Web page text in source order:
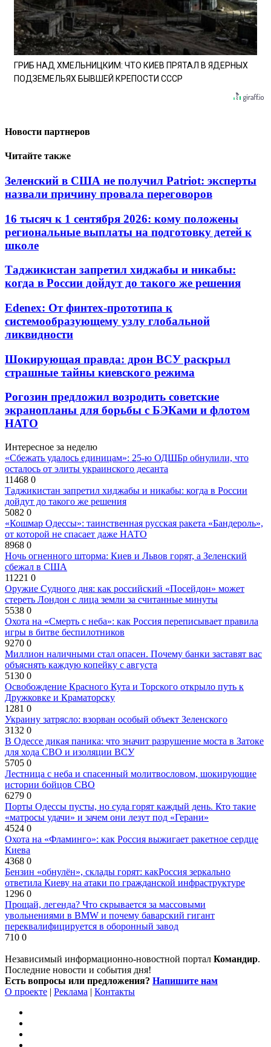
ГРИБ НАД ХМЕЛЬНИЦКИМ: ЧТО КИЕВ ПРЯТАЛ В ЯДЕРНЫХ
ПОДЗЕМЕЛЬЯХ БЫВШЕЙ КРЕПОСТИ СССР
Новости партнеров
Читайте также
Зеленский в США не получил Patriot: эксперты
назвали причину провала переговоров
16 тысяч к 1 сентября 2026: кому положены
региональные выплаты на подготовку детей к
школе
Таджикистан запретил хиджабы и никабы:
когда в России дойдут до такого же решения
Edenex: От финтех-прототипа к
системообразующему узлу глобальной
ликвидности
Шокирующая правда: дрон ВСУ раскрыл
страшные тайны киевского режима
Рогозин предложил возродить советские
экранопланы для борьбы с БЭКами и флотом
НАТО
Интересное за неделю
«Сбежать удалось единицам»: 25-ю ОДШБр обнулили, что
осталось от элиты украинского десанта
11468 0
Таджикистан запретил хиджабы и никабы: когда в России
дойдут до такого же решения
5082 0
«Кошмар Одессы»: таинственная русская ракета «Бандероль»,
от которой не спасает даже НАТО
8968 0
Ночь огненного шторма: Киев и Львов горят, а Зеленский
сбежал в США
11221 0
Оружие Судного дня: как российский «Посейдон» может
стереть Лондон с лица земли за считанные минуты
5538 0
Охота на «Смерть с неба»: как Россия переписывает правила
игры в битве беспилотников
9270 0
Миллион наличными стал опасен. Почему банки заставят вас
объяснять каждую копейку с августа
5130 0
Освобождение Красного Кута и Торского открыло путь к
Дружковке и Краматорску
1281 0
Украину затрясло: взорван особый объект Зеленского
3132 0
В Одессе дикая паника: что значит разрушение моста в Затоке
для хода СВО и изоляции ВСУ
5705 0
Лестница с неба и спасенный молитвословом, шокирующие
истории бойцов СВО
6279 0
Порты Одессы пусты, но суда горят каждый день. Кто такие
«матросы удачи» и зачем они лезут под «Герани»
4524 0
Охота на «Фламинго»: как Россия выжигает ракетное сердце
Киева
4368 0
Бензин «обнулён», склады горят: какРоссия зеркально
ответила Киеву на атаки по гражданской инфраструктуре
1296 0
Прощай, легенда? Что скрывается за массовыми
увольнениями в BMW и почему баварский гигант
переквалифицируется в оборонный завод
710 0
Независимый информационно-новостной портал Командир.
Последние новости и события дня!
Есть вопросы или предложения? Напишите нам
О проекте | Реклама | Контакты